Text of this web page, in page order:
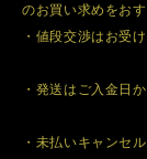
のお買い求めをおす
・値段交渉はお受
・発送はご入金日
・未払いキャンセ